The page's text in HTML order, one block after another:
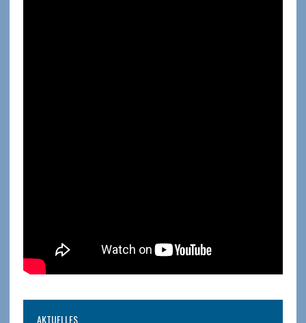
AKTUELLES